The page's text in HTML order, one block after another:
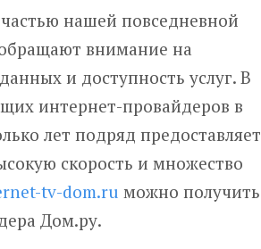
нашей повседневной
внимание на
и доступность услуг. В
интернет-провайдеров в
лет подряд предоставляет
скорость и множество
tv-dom.ru можно получить
Дом.ру.